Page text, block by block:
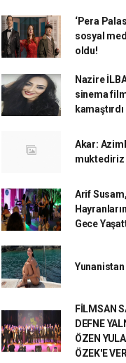
‘Pera
sosyal
oldu!
Nazire
sinema
kamaştırdı
Akar:
muktediriz
Arif
Gece
FİLMSAN
DEFNE
ÖZEN
ÖZEK'E